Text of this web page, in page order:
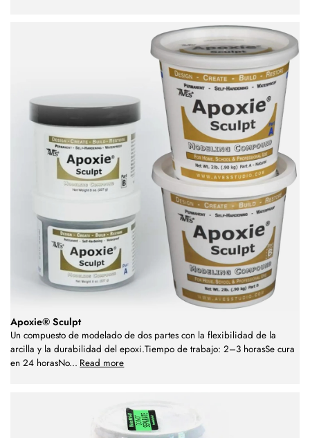
Apoxie® Sculpt
Un compuesto de modelado de dos partes con la flexibilidad de la
arcilla y la durabilidad del epoxi.Tiempo de trabajo: 2–3 horasSe cura
en 24 horasNo... Read more